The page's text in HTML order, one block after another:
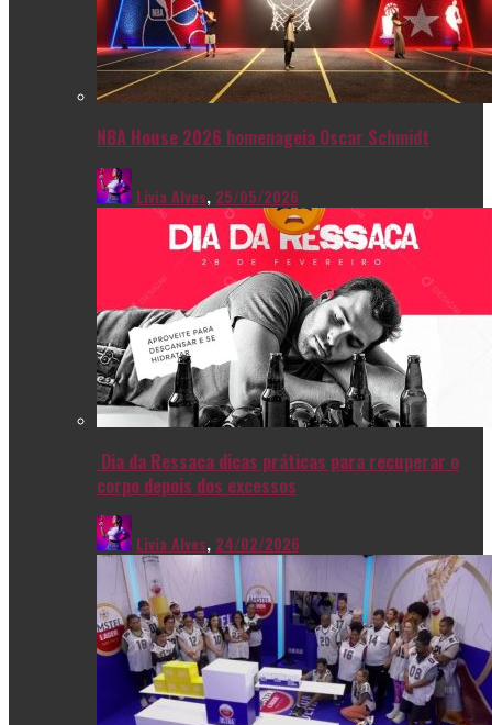
NBA House 2026 homenageia Oscar Schmidt
Livia Alves, 25/05/2026
Dia da Ressaca dicas práticas para recuperar o
corpo depois dos excessos
Livia Alves, 24/02/2026